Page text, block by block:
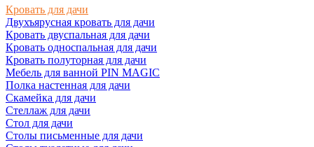
Кровать для дачи
Двухъярусная кровать для дачи
Кровать двуспальная для дачи
Кровать односпальная для дачи
Кровать полуторная для дачи
Мебель для ванной PIN MAGIC
Полка настенная для дачи
Скамейка для дачи
Стеллаж для дачи
Стол для дачи
Столы письменные для дачи